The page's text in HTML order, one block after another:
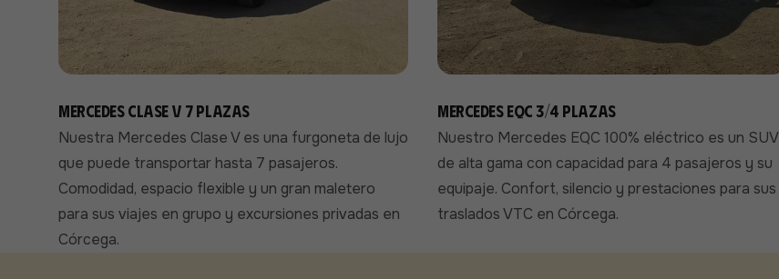
Mercedes Clase V 7 plazas
Nuestra Mercedes Clase V es una furgoneta de lujo
que puede transportar hasta 7 pasajeros.
Comodidad, espacio flexible y un gran maletero
para sus viajes en grupo y excursiones privadas en
Córcega.
Mercedes EQC 3/4 plazas
Nuestro Mercedes EQC 100% eléctrico es un SUV
de alta gama con capacidad para 4 pasajeros y su
equipaje. Confort, silencio y prestaciones para sus
traslados VTC en Córcega.